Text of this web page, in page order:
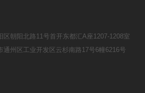
朝阳北路11号首开东都汇A座1207-1208室
通州区工业开发区云杉南路17号6幢6216号